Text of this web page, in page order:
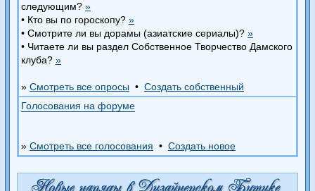
следующим? »
• Кто вы по гороскопу? »
• Смотрите ли вы дорамы (азиатские сериалы)? »
• Читаете ли вы раздел Собственное Творчество Дамского
клуба? »
» Смотреть все опросы • Создать собственный
Голосования на форуме
» Смотреть все голосования • Создать новое